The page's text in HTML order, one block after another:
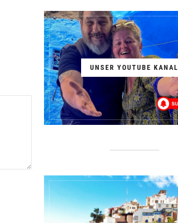
UNSER YOUTUBE KANAL